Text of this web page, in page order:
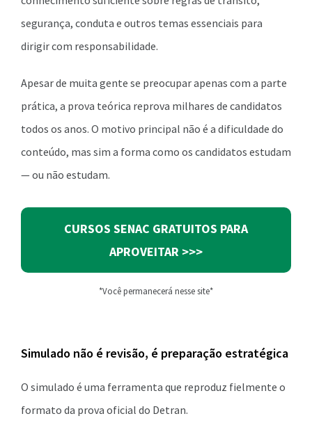
segurança, conduta e outros temas essenciais para
dirigir com responsabilidade.
Apesar de muita gente se preocupar apenas com a parte
prática, a prova teórica reprova milhares de candidatos
todos os anos. O motivo principal não é a dificuldade do
conteúdo, mas sim a forma como os candidatos estudam
— ou não estudam.
CURSOS SENAC GRATUITOS PARA
APROVEITAR >>>
*Você permanecerá nesse site*
Simulado não é revisão, é preparação estratégica
O simulado é uma ferramenta que reproduz fielmente o
formato da prova oficial do Detran.